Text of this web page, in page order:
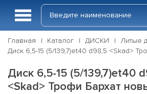
Главная Каталог ДИСКИ
Литые
Диск 6,5-15 (5/139,7)et40 d98,5 <Skad>
Диск 6,5-15 (5/139,7)et40
<Skad> Трофи Бархат